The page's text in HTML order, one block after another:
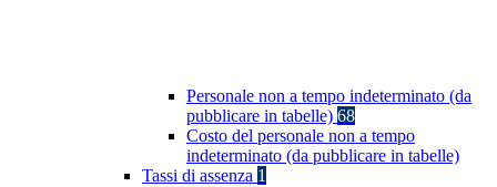
Personale non a tempo indeterminato (da
pubblicare in tabelle) 68
Costo del personale non a tempo
indeterminato (da pubblicare in tabelle)
Tassi di assenza 1